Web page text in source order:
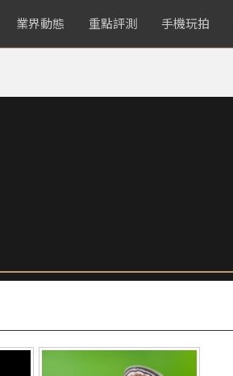
業界動態 重點評測 手機玩拍